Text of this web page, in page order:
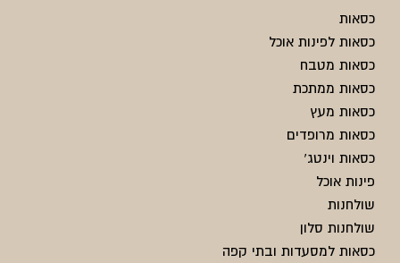
כסאות
כסאות לפינות אוכל
כסאות מטבח
כסאות ממתכת
כסאות מעץ
כסאות מרופדים
כסאות וינטג'
פינות אוכל
שולחנות
שולחנות סלון
כסאות למסעדות ובתי קפה